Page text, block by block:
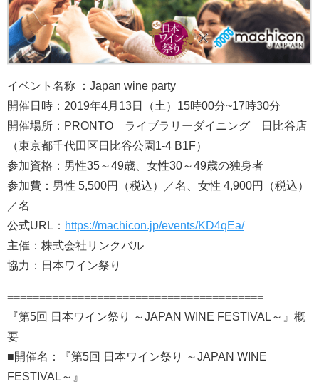
イベント名称 ：Japan wine party
開催日時：2019年4月13日（土）15時00分~17時30分
開催場所：PRONTO ライブラリーダイニング 日比谷店
（東京都千代田区日比谷公園1-4 B1F）
参加資格：男性35～49歳、女性30～49歳の独身者
参加費：男性 5,500円（税込）／名、女性 4,900円（税込）
／名
公式URL： https://machicon.jp/events/KD4qEa/
主催：株式会社リンクバル
協力：日本ワイン祭り
========================================
『第5回 日本ワイン祭り ～JAPAN WINE FESTIVAL～』概
要
■開催名：『第5回 日本ワイン祭り ～JAPAN WINE
FESTIVAL～』